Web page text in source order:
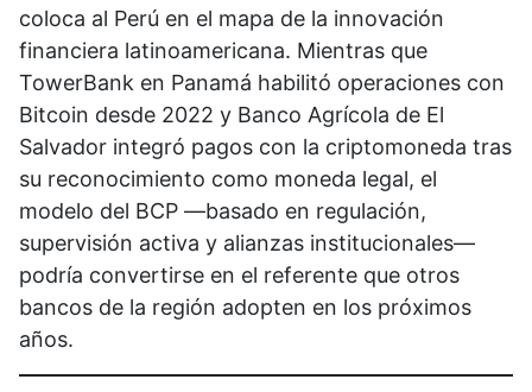
coloca al Perú en el mapa de la innovación
financiera latinoamericana. Mientras que
TowerBank en Panamá habilitó operaciones con
Bitcoin desde 2022 y Banco Agrícola de El
Salvador integró pagos con la criptomoneda tras
su reconocimiento como moneda legal, el
modelo del BCP —basado en regulación,
supervisión activa y alianzas institucionales—
podría convertirse en el referente que otros
bancos de la región adopten en los próximos
años.